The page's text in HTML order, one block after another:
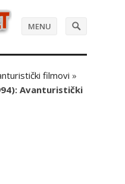
MENU
filmovi »
Avanturistički